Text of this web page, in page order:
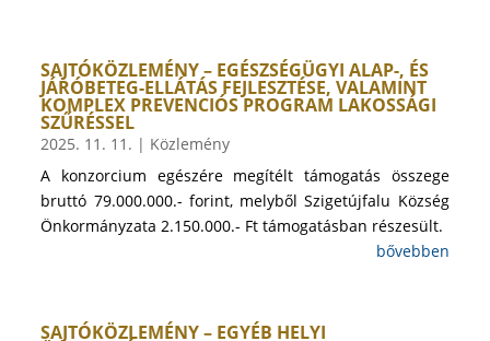
SAJTÓKÖZLEMÉNY – EGÉSZSÉGÜGYI ALAP-, ÉS
JÁRÓBETEG-ELLÁTÁS FEJLESZTÉSE, VALAMINT
KOMPLEX PREVENCIÓS PROGRAM LAKOSSÁGI
SZŰRÉSSEL
2025. 11. 11. | Közlemény
A konzorcium egészére megítélt támogatás összege
bruttó 79.000.000.- forint, melyből Szigetújfalu Község
Önkormányzata 2.150.000.- Ft támogatásban részesült.
bővebben
SAJTÓKÖZLEMÉNY – EGYÉB HELYI